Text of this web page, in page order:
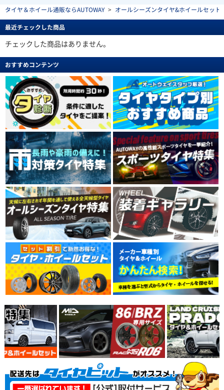
タイヤ＆ホイール通販ならAUTOWAY > オールシーズンタイヤ&ホイールセッ
最近チェックした商品
チェックした商品はありません。
おすすめコンテンツ